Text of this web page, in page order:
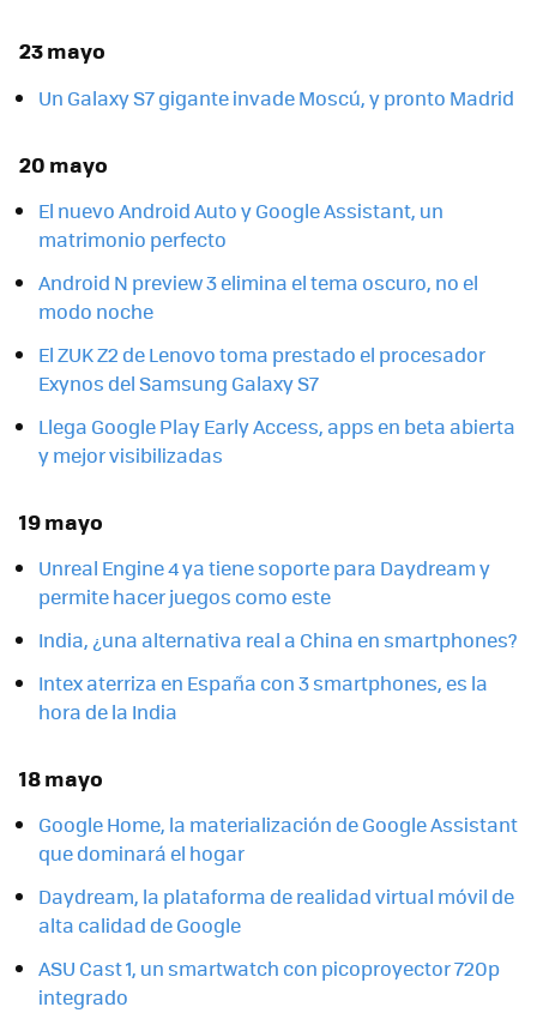
23 mayo
Un Galaxy S7 gigante invade Moscú, y pronto Madrid
20 mayo
El nuevo Android Auto y Google Assistant, un
matrimonio perfecto
Android N preview 3 elimina el tema oscuro, no el
modo noche
El ZUK Z2 de Lenovo toma prestado el procesador
Exynos del Samsung Galaxy S7
Llega Google Play Early Access, apps en beta abierta
y mejor visibilizadas
19 mayo
Unreal Engine 4 ya tiene soporte para Daydream y
permite hacer juegos como este
India, ¿una alternativa real a China en smartphones?
Intex aterriza en España con 3 smartphones, es la
hora de la India
18 mayo
Google Home, la materialización de Google Assistant
que dominará el hogar
Daydream, la plataforma de realidad virtual móvil de
alta calidad de Google
ASU Cast 1, un smartwatch con picoproyector 720p
integrado